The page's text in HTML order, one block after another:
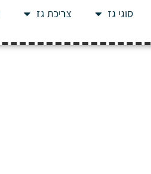
סוגי גז צריכת גז